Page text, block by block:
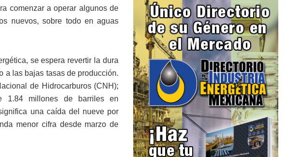
comenzar a operar algunos de
nuevos, sobre todo en aguas
se espera revertir la dura
a las bajas tasas de producción.
de Hidrocarburos (CNH);
1.84 millones de barriles en
una caída del nueve por
menor cifra desde marzo de